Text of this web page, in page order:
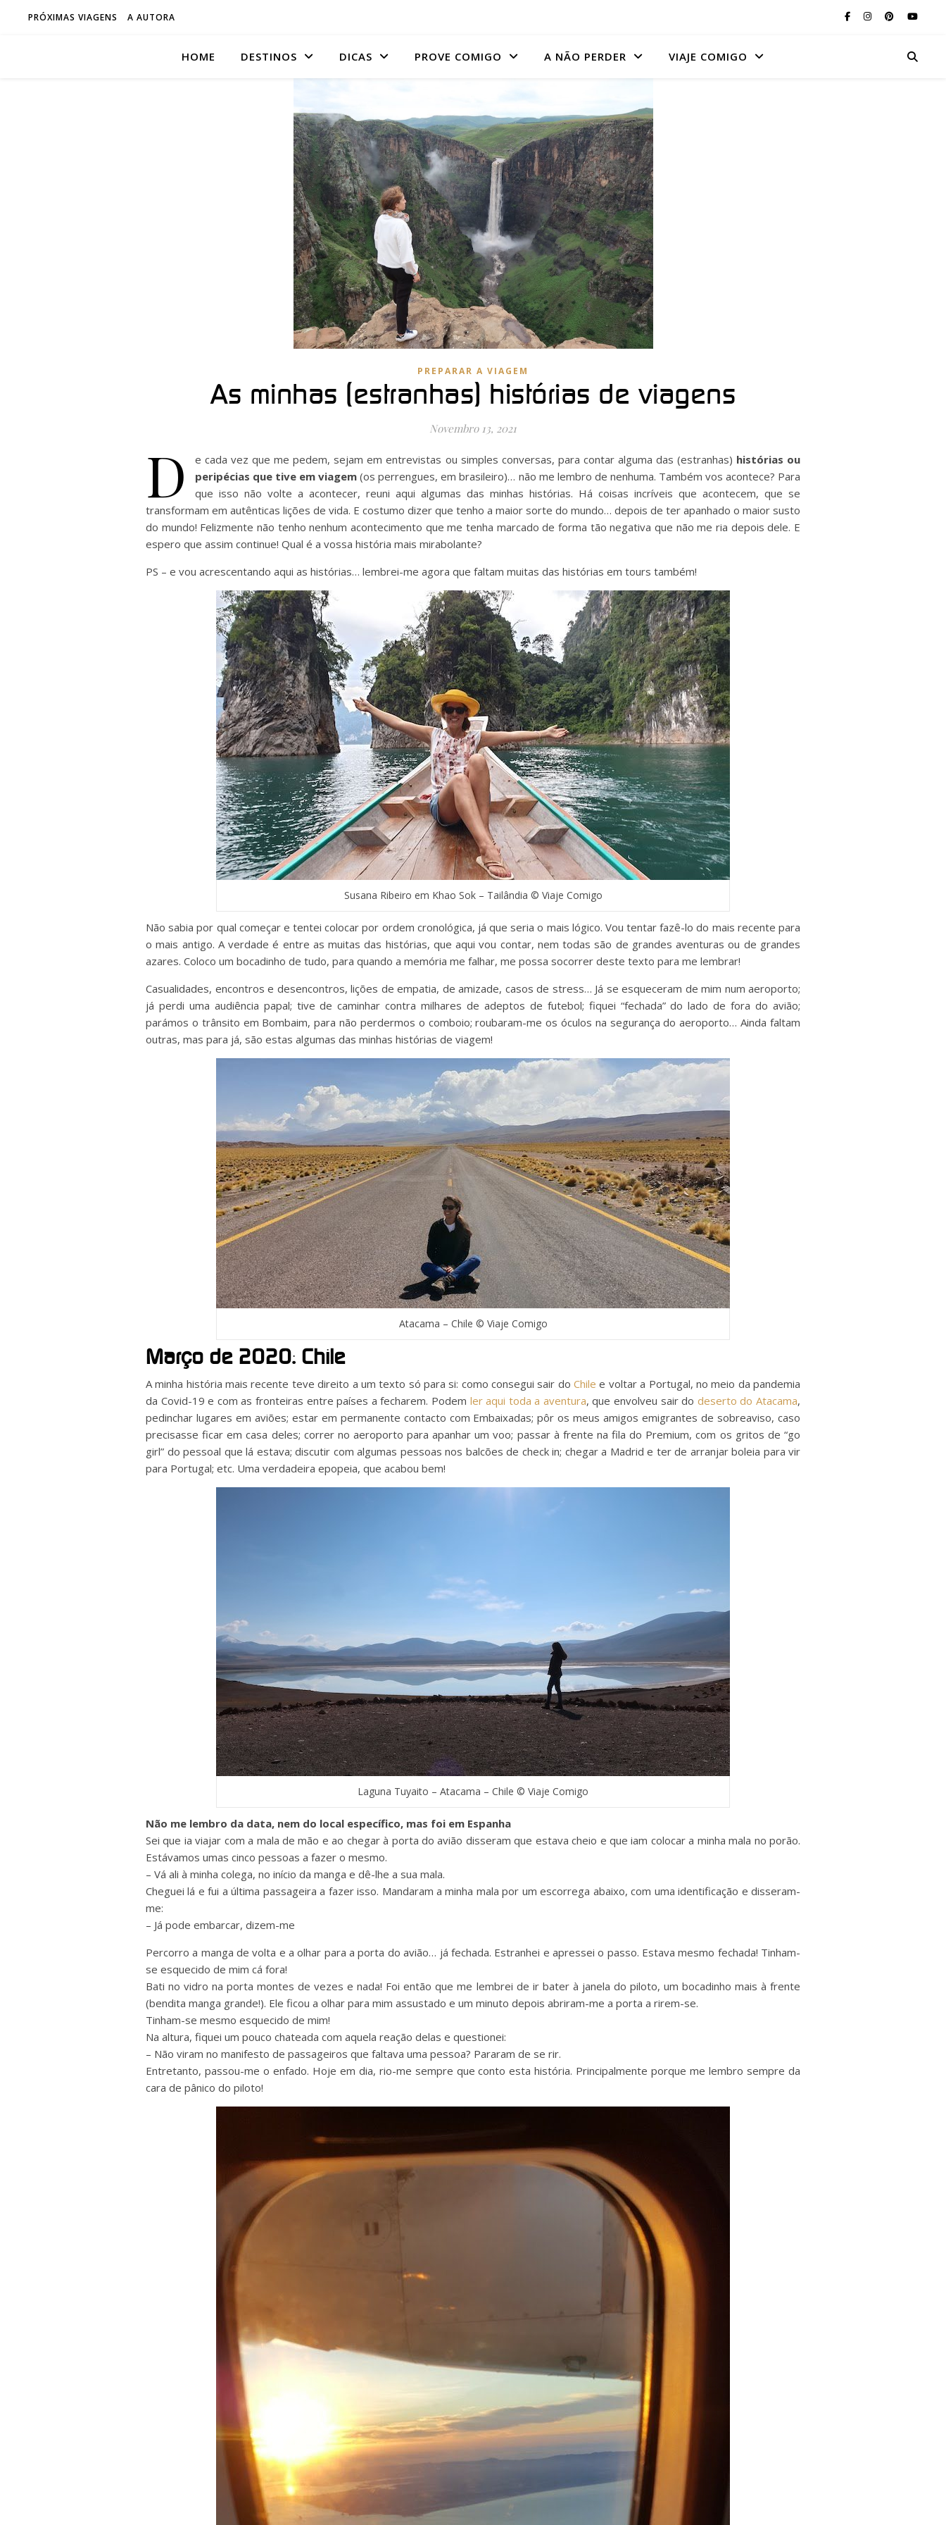
PRÓXIMAS VIAGENS A AUTORA
HOME DESTINOS DICAS PROVE COMIGO A NÃO PERDER VIAJE COMIGO
PREPARAR A VIAGEM
As minhas (estranhas) histórias de viagens
Novembro 13, 2021
D e cada vez que me pedem, sejam em entrevistas ou simples conversas, para contar alguma das (estranhas) histórias ou
peripécias que tive em viagem(os perrengues, em brasileiro)… não me lembro de nenhuma. Também vos acontece? Para
que isso não volte a acontecer, reuni aqui algumas das minhas histórias. Há coisas incríveis que acontecem, que se
transformam em autênticas lições de vida. E costumo dizer que tenho a maior sorte do mundo… depois de ter apanhado o maior susto
do mundo! Felizmente não tenho nenhum acontecimento que me tenha marcado de forma tão negativa que não me ria depois dele. E
espero que assim continue! Qual é a vossa história mais mirabolante?
PS – e vou acrescentando aqui as histórias… lembrei-me agora que faltam muitas das histórias em tours também!
Susana Ribeiro em Khao Sok – Tailândia © Viaje Comigo
Não sabia por qual começar e tentei colocar por ordem cronológica, já que seria o mais lógico. Vou tentar fazê-lo do mais recente para
o mais antigo. A verdade é entre as muitas das histórias, que aqui vou contar, nem todas são de grandes aventuras ou de grandes
azares. Coloco um bocadinho de tudo, para quando a memória me falhar, me possa socorrer deste texto para me lembrar!
Casualidades, encontros e desencontros, lições de empatia, de amizade, casos de stress… Já se esqueceram de mim num aeroporto;
já perdi uma audiência papal; tive de caminhar contra milhares de adeptos de futebol; fiquei “fechada” do lado de fora do avião;
parámos o trânsito em Bombaim, para não perdermos o comboio; roubaram-me os óculos na segurança do aeroporto… Ainda faltam
outras, mas para já, são estas algumas das minhas histórias de viagem!
Atacama – Chile © Viaje Comigo
Março de 2020: Chile
A minha história mais recente teve direito a um texto só para si: como consegui sair doChile e voltar a Portugal, no meio da pandemia
da Covid-19 e com as fronteiras entre países a fecharem. Podem ler aqui toda a aventura, que envolveu sair do deserto do Atacama,
pedinchar lugares em aviões; estar em permanente contacto com Embaixadas; pôr os meus amigos emigrantes de sobreaviso, caso
precisasse ficar em casa deles; correr no aeroporto para apanhar um voo; passar à frente na fila do Premium, com os gritos de “go
girl” do pessoal que lá estava; discutir com algumas pessoas nos balcões de check in; chegar a Madrid e ter de arranjar boleia para vir
para Portugal; etc. Uma verdadeira epopeia, que acabou bem!
Laguna Tuyaito – Atacama – Chile © Viaje Comigo
Não me lembro da data, nem do local específico, mas foi em Espanha
Sei que ia viajar com a mala de mão e ao chegar à porta do avião disseram que estava cheio e que iam colocar a minha mala no porão.
Estávamos umas cinco pessoas a fazer o mesmo.
– Vá ali à minha colega, no início da manga e dê-lhe a sua mala.
Cheguei lá e fui a última passageira a fazer isso. Mandaram a minha mala por um escorrega abaixo, com uma identificação e disseram-
me:
– Já pode embarcar, dizem-me
Percorro a manga de volta e a olhar para a porta do avião… já fechada. Estranhei e apressei o passo. Estava mesmo fechada! Tinham-
se esquecido de mim cá fora!
Bati no vidro na porta montes de vezes e nada! Foi então que me lembrei de ir bater à janela do piloto, um bocadinho mais à frente
(bendita manga grande!). Ele ficou a olhar para mim assustado e um minuto depois abriram-me a porta a rirem-se.
Tinham-se mesmo esquecido de mim!
Na altura, fiquei um pouco chateada com aquela reação delas e questionei:
– Não viram no manifesto de passageiros que faltava uma pessoa? Pararam de se rir.
Entretanto, passou-me o enfado. Hoje em dia, rio-me sempre que conto esta história. Principalmente porque me lembro sempre da
cara de pânico do piloto!